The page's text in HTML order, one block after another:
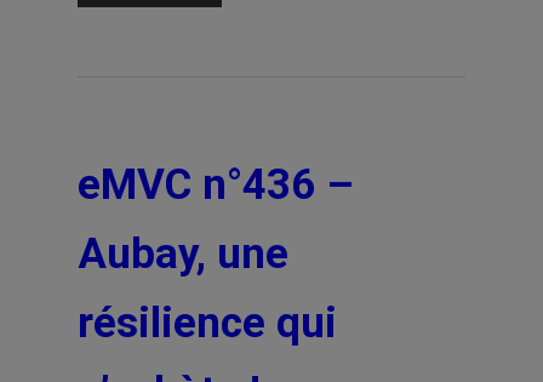
eMVC n°436 –
Aubay, une
résilience qui